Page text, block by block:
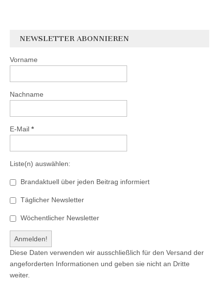
NEWSLETTER ABONNIEREN
Vorname
Nachname
E-Mail *
Liste(n) auswählen:
Brandaktuell über jeden Beitrag informiert
Täglicher Newsletter
Wöchentlicher Newsletter
Diese Daten verwenden wir ausschließlich für den Versand der
angeforderten Informationen und geben sie nicht an Dritte
weiter.